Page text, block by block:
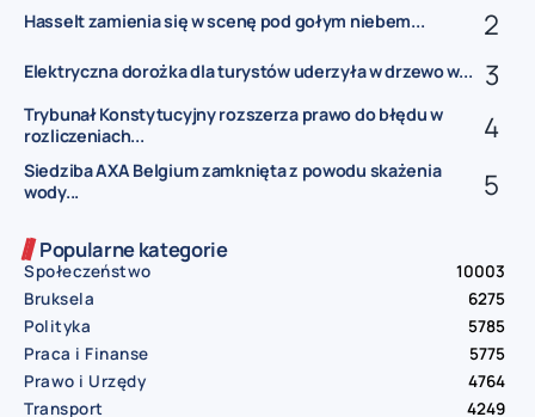
Hasselt zamienia się w scenę pod gołym niebem...
Elektryczna dorożka dla turystów uderzyła w drzewo w...
Trybunał Konstytucyjny rozszerza prawo do błędu w
rozliczeniach...
Siedziba AXA Belgium zamknięta z powodu skażenia
wody...
Popularne kategorie
Społeczeństwo
10003
Bruksela
6275
Polityka
5785
Praca i Finanse
5775
Prawo i Urzędy
4764
Transport
4249